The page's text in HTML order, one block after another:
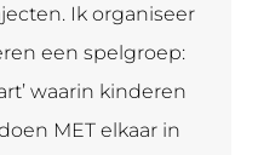
Ik organiseer
een spelgroep:
waarin kinderen
MET elkaar in